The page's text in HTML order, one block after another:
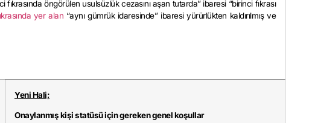
öngörülen usulsüzlük cezasını aşan tutarda” ibaresi “birinci fıkrası
yer alan “aynı gümrük idaresinde” ibaresi yürürlükten kaldırılmış ve
Yeni Hali;
Onaylanmış kişi statüsü için gereken genel koşullar